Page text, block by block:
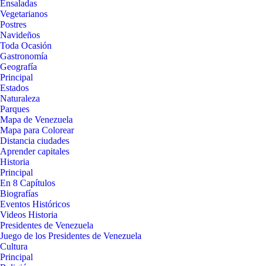
Ensaladas
Vegetarianos
Postres
Navideños
Toda Ocasión
Gastronomía
Geografía
Principal
Estados
Naturaleza
Parques
Mapa de Venezuela
Mapa para Colorear
Distancia ciudades
Aprender capitales
Historia
Principal
En 8 Capítulos
Biografías
Eventos Históricos
Videos Historia
Presidentes de Venezuela
Juego de los Presidentes de Venezuela
Cultura
Principal